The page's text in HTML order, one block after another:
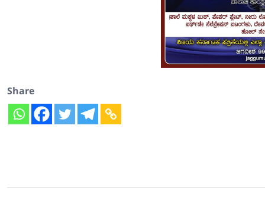
Share